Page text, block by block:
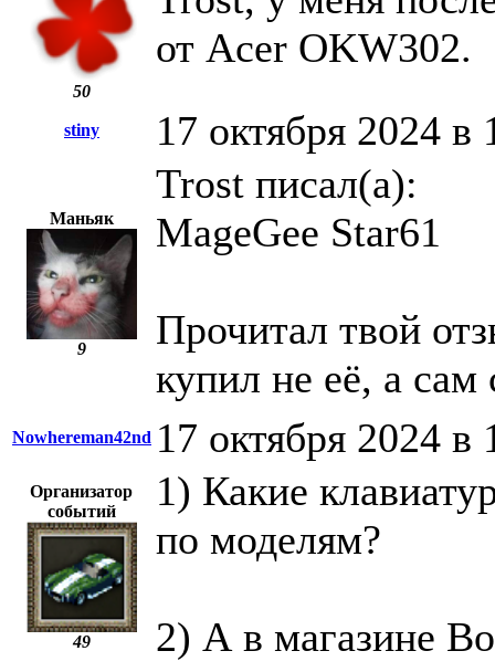
50
от Acer OKW302.
stiny 17 октября 2024 в
Маньяк
9
Trost писал(а):
MageGee Star61
Прочитал твой
купил не её, а сам
Nowhereman42nd 17 октября 2024 в
Организатор
событий
49
1) Какие
по моделям?
2) А в магазине